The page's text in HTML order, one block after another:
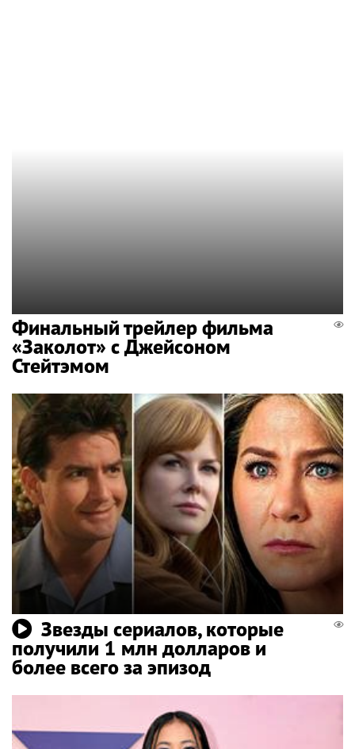
Финальный трейлер фильма
«Заколот» с Джейсоном
Стейтэмом
Звезды сериалов, которые
получили 1 млн долларов и
более всего за эпизод